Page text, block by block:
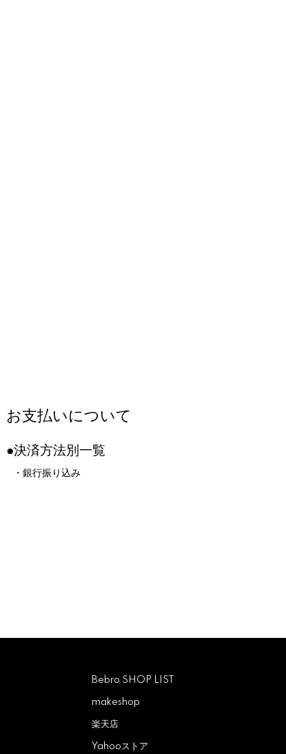
お支払いについて
●決済方法別一覧
・銀行振り込み
Bebro SHOP LIST
makeshop
楽天店
Yahooストア